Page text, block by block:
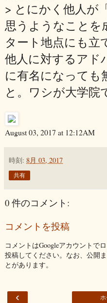
> とにかく他人が
思うようなことを
タート地点にも立
他人に対するアド
に有名になっても
と。ワシが大学院
August 03, 2017 at 12:12AM
時刻: 8月 03, 2017
共有
0 件のコメント:
コメントを投稿
コメントはGoogleアカウントで
投稿してください。なお、公開
とがあります。
‹ ホ